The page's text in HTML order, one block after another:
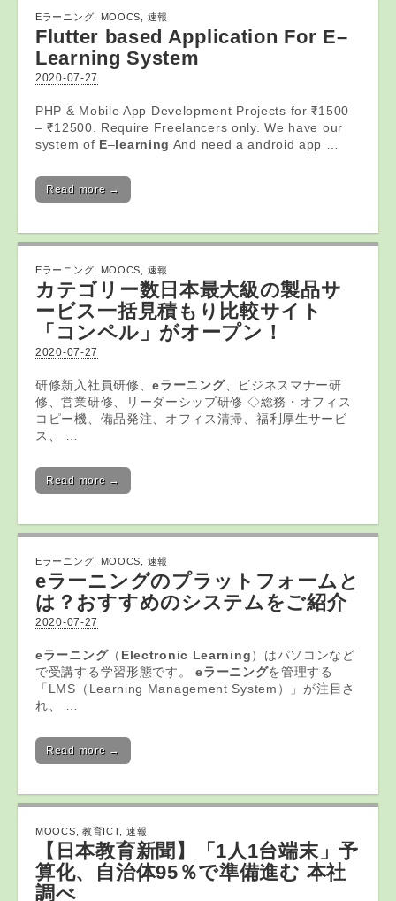
Eラーニング MOOCS 速報
Flutter based Application For E–
Learning System
2020-07-27
PHP & Mobile App Development Projects for ₹1500
– ₹12500. Require Freelancers only. We have our
system of E–learning And need a android app …
Read more →
Eラーニング MOOCS 速報
カテゴリー数日本最大級の製品サ
ービス一括見積もり比較サイト
「コンペル」がオープン！
2020-07-27
研修新入社員研修、eラーニング、ビジネスマナー研
修、営業研修、リーダーシップ研修 ◇総務・オフィス
コピー機、備品発注、オフィス清掃、福利厚生サービ
ス、 …
Read more →
Eラーニング MOOCS 速報
eラーニングのプラットフォームと
は？おすすめのシステムをご紹介
2020-07-27
eラーニング（ Electronic Learning）はパソコンなど
で受講する学習形態です。eラーニングを管理する
「LMS（Learning Management System）」が注目さ
れ、 …
Read more →
MOOCS 教育ICT, 速報
【日本教育新聞】「1人1台端末」予
算化、自治体95％で準備進む 本社
調べ